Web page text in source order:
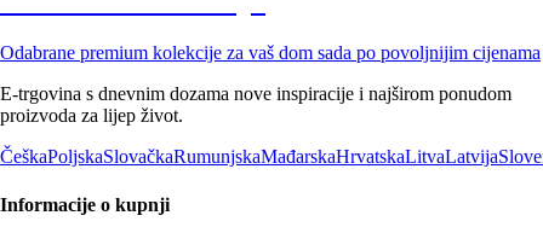
Odabrane premium kolekcije za vaš dom sada po povoljnijim cijenama
E-trgovina s dnevnim dozama nove inspiracije i najširom ponudom
proizvoda za lijep život.
ČeškaPoljskaSlovačkaRumunjskaMađarskaHrvatskaLitvaLatvija
Informacije o kupnji